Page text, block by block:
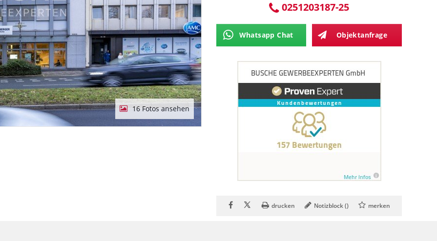
16 Fotos ansehen
0251203187-25
Whatsapp Chat Objektanfrage
drucken Notizblock () merken